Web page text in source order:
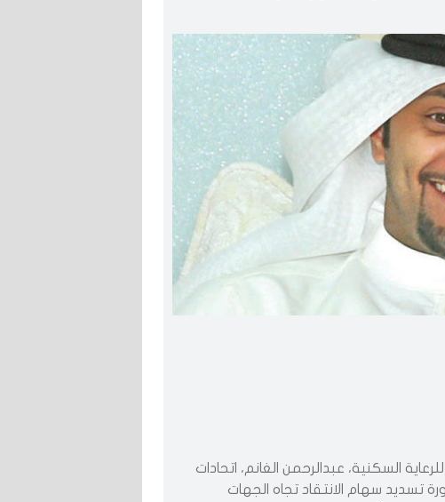
السكنية، عبدالرحمن الغانم، اتحادات
تسديد سهام الانتقاد تجاه الجهات